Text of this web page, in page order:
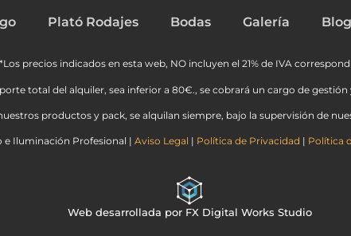
Plató Rodajes Bodas Galería Blog
*Los precios indicados en esta web, NO incluyen el 21% de IVA
total del alquiler, sea inferior a 80€., se cobrará un cargo de
productos y pack, se alquilan siempre, bajo la supervisión de
e Iluminación Profesional | Aviso Legal | Política de Privacidad | Política
Web desarrollada por FX Digital Works Studio